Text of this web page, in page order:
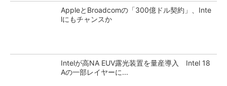
AppleとBroadcomの「300億ドル契約」、Inte
lにもチャンスか
Intelが高NA EUV露光装置を量産導入 Intel 18
Aの一部レイヤーに...